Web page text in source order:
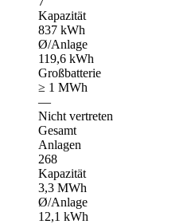
Kapazität
837 kWh
Ø/Anlage
119,6 kWh
Großbatterie
≥ 1 MWh
—
Nicht vertreten
Gesamt
Anlagen
268
Kapazität
3,3 MWh
Ø/Anlage
12,1 kWh